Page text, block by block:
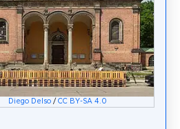
Diego Delso/ CC BY-SA 4.0